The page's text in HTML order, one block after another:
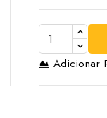
Adicionar